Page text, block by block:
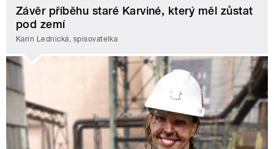
Závěr příběhu staré Karviné, který měl zůstat
pod zemí
Karin Lednická, spisovatelka